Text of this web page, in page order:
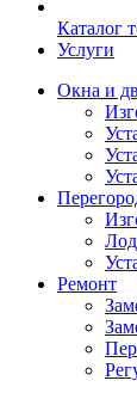
Каталог
Услуги
Окна и
Ремонт